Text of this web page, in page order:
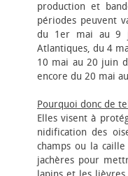
production et
périodes peuvent
du 1er mai au 9
Atlantiques, du 4
10 mai au 20 juin
encore du 20 mai
Pourquoi donc de
Elles visent à
nidification des
champs ou la
jachères pour